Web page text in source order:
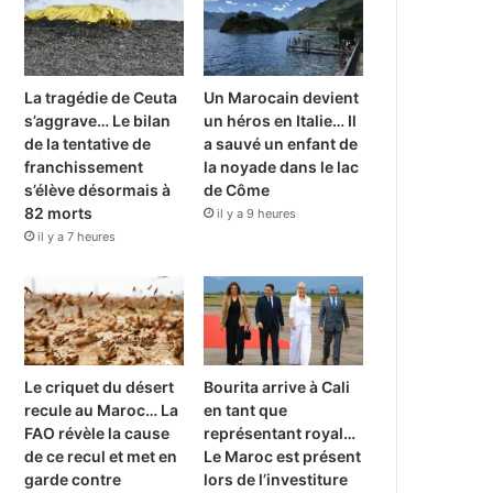
La tragédie de Ceuta
s’aggrave… Le bilan
de la tentative de
franchissement
s’élève désormais à
82 morts
il y a 7 heures
Un Marocain devient
un héros en Italie… Il
a sauvé un enfant de
la noyade dans le lac
de Côme
il y a 9 heures
Le criquet du désert
recule au Maroc… La
FAO révèle la cause
de ce recul et met en
garde contre
Bourita arrive à Cali
en tant que
représentant royal…
Le Maroc est présent
lors de l’investiture